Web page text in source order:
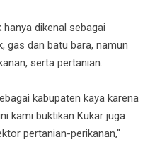
dikenal sebagai
gas dan batu bara, namun
serta pertanian.
kabupaten kaya karena
kami buktikan Kukar juga
pertanian-perikanan,"